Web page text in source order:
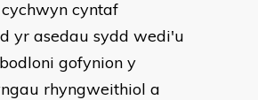
cyntaf
yr asedau sydd wedi'u
gofynion y
rhyngweithiol a